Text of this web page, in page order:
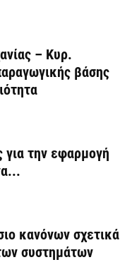
– Κυρ.
βάσης
την εφαρμογή
κανόνων σχετικά
συστημάτων